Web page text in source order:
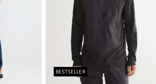
BESTSELLER